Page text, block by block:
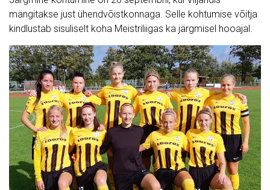
mängitakse just ühendvõistkonnaga. Selle kohtumise võitja
kindlustab sisuliselt koha Meistriliigas ka järgmisel hooajal.